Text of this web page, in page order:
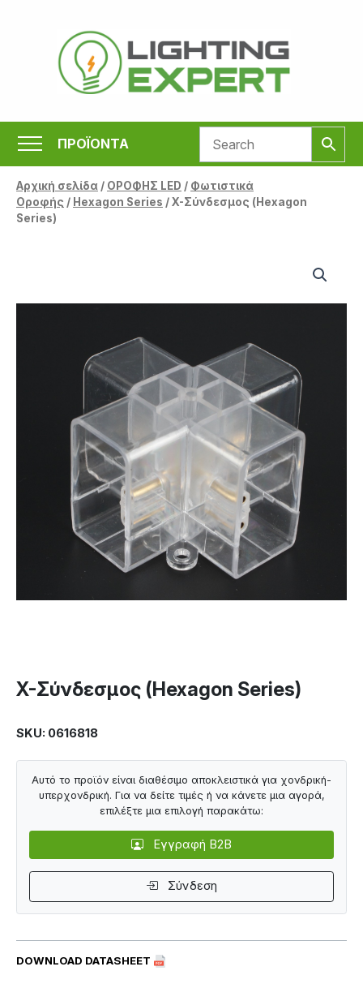
περιεχόμενο
ΠΡΟΪΟΝΤΑ
Αρχική σελίδα/ ΟΡΟΦΗΣ LED / Φωτιστικά
Οροφής / Hexagon Series / X-Σύνδεσμος (Hexagon
Series)
X-Σύνδεσμος (Hexagon Series)
SKU: 0616818
DOWNLOAD DATASHEET
Αυτό το προϊόν είναι διαθέσιμο αποκλειστικά για χονδρική-
υπερχονδρική. Για να δείτε τιμές ή να κάνετε μια αγορά,
επιλέξτε μια επιλογή παρακάτω:
Εγγραφή B2B
Σύνδεση